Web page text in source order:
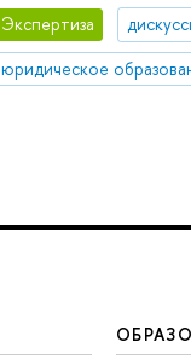
Экспертиза
юридическое